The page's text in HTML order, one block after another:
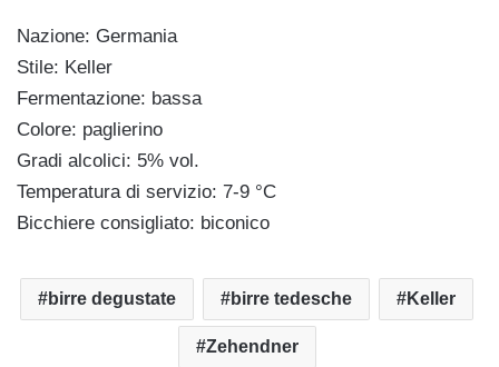
Nazione: Germania
Stile: Keller
Fermentazione: bassa
Colore: paglierino
Gradi alcolici: 5% vol.
Temperatura di servizio: 7-9 °C
Bicchiere consigliato: biconico
birre degustate birre tedesche Keller
Zehendner